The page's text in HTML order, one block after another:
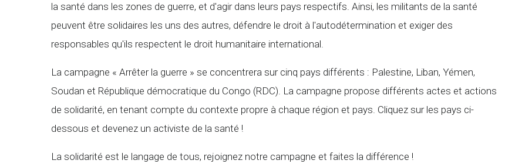
la santé dans les zones de guerre, et d'agir dans leurs pays respectifs. Ainsi, les militants de la santé
peuvent être solidaires les uns des autres, défendre le droit à l'autodétermination et exiger des
responsables qu'ils respectent le droit humanitaire international.
La campagne « Arrêter la guerre » se concentrera sur cinq pays différents : Palestine, Liban, Yémen,
Soudan et République démocratique du Congo (RDC). La campagne propose différents actes et actions
de solidarité, en tenant compte du contexte propre à chaque région et pays. Cliquez sur les pays ci-
dessous et devenez un activiste de la santé !
La solidarité est le langage de tous, rejoignez notre campagne et faites la différence !